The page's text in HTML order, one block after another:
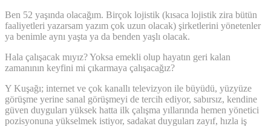
Ben 52 yaşında olacağım. Birçok lojistik (kısaca lojistik zira bütün
faaliyetleri yazarsam yazım çok uzun olacak) şirketlerini yönetenler
ya benimle aynı yaşta ya da benden yaşlı olacak.
Hala çalışacak mıyız? Yoksa emekli olup hayatın geri kalan
zamanının keyfini mi çıkarmaya çalışacağız?
Y Kuşağı; internet ve çok kanallı televizyon ile büyüdü, yüzyüze
görüşme yerine sanal görüşmeyi de tercih ediyor, sabırsız, kendine
güven duyguları yüksek hatta ilk çalışma yıllarında hemen yönetici
pozisyonuna yükselmek istiyor, sadakat duyguları zayıf, hızla iş